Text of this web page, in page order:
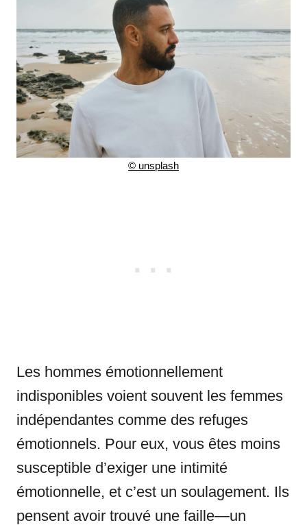
© unsplash
Les hommes émotionnellement
indisponibles voient souvent les femmes
indépendantes comme des refuges
émotionnels. Pour eux, vous êtes moins
susceptible d’exiger une intimité
émotionnelle, et c’est un soulagement. Ils
pensent avoir trouvé une faille—un